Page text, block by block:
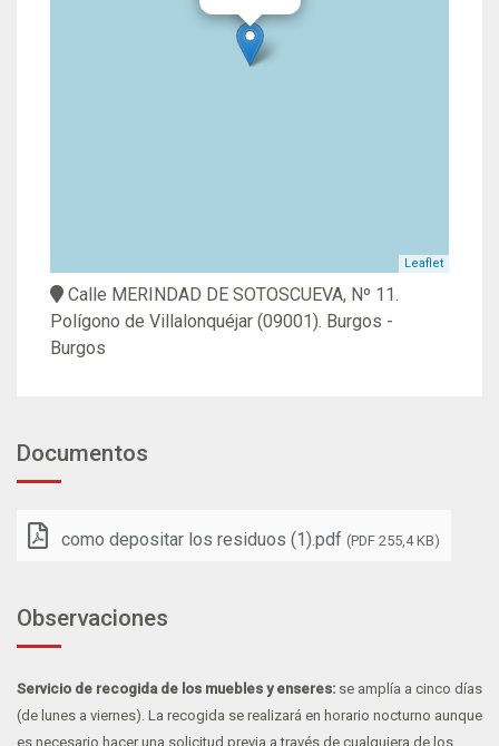
Leaflet
Calle MERINDAD DE SOTOSCUEVA, Nº 11.
Polígono de Villalonquéjar (09001). Burgos -
Burgos
Documentos
como depositar los residuos (1).pdf (PDF 255,4 KB)
Observaciones
Servicio de recogida de los muebles y enseres: se amplía a cinco días
(de lunes a viernes). La recogida se realizará en horario nocturno aunque
es necesario hacer una solicitud previa a través de cualquiera de los